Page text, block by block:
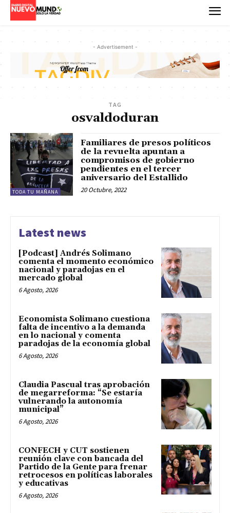
- Advertisement -
TAG
osvaldoduran
TODA TU MAÑANA
Familiares de presos políticos
de la revuelta apuntan a
compromisos de gobierno
pendientes en el tercer
aniversario del Estallido
20 Octubre, 2022
Latest news
[Podcast] Andrés Solimano
comenta el momento económico
nacional y paradojas en el
mercado global
6 Agosto, 2026
Economista Solimano cuestiona
falta de incentivo a la demanda
en lo nacional y comenta
paradojas de la economía global
6 Agosto, 2026
Claudia Pascual tras aprobación
de megarreforma: “Se estaría
vulnerando la autonomía
municipal”
6 Agosto, 2026
CONFECH y CUT sostienen
reunión clave con bancada del
Partido de la Gente para frenar
retrocesos en políticas laborales
y educativas
6 Agosto, 2026